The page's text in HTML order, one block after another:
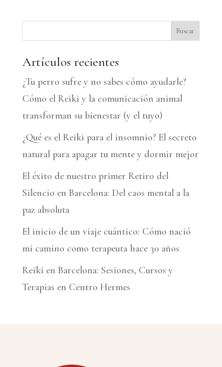
e
r
n
t
e
:
Buscar
Artículos recientes
¿Tu perro sufre y no sabes cómo ayudarle?
Cómo el Reiki y la comunicación animal
transforman su bienestar (y el tuyo)
¿Qué es el Reiki para el insomnio? El secreto
natural para apagar tu mente y dormir mejor
El éxito de nuestro primer Retiro del
Silencio en Barcelona: Del caos mental a la
paz absoluta
El inicio de un viaje cuántico: Cómo nació
mi camino como terapeuta hace 30 años
Reiki en Barcelona: Sesiones, Cursos y
Terapias en Centro Hermes